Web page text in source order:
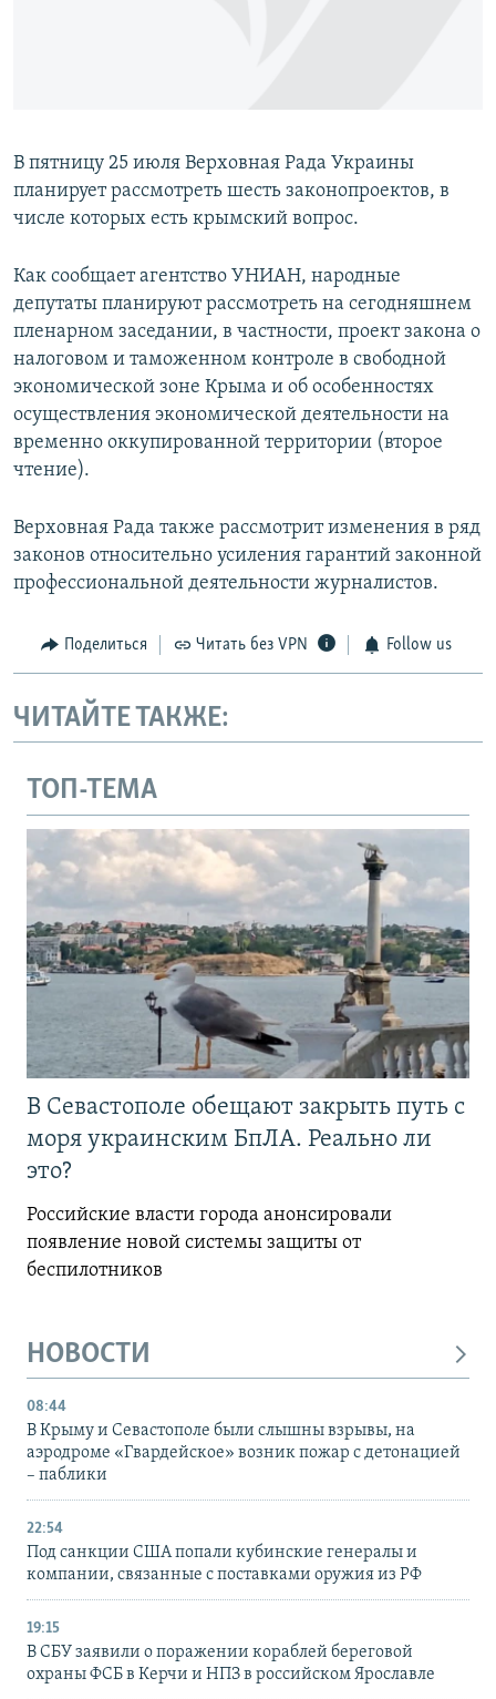
Все сайты RFE/RL
В пятницу 25 июля Верховная Рада Украины
планирует рассмотреть шесть законопроектов, в
числе которых есть крымский вопрос.
Как сообщает агентство УНИАН, народные
депутаты планируют рассмотреть на сегодняшнем
пленарном заседании, в частности, проект закона о
налоговом и таможенном контроле в свободной
экономической зоне Крыма и об особенностях
осуществления экономической деятельности на
временно оккупированной территории (второе
чтение).
Верховная Рада также рассмотрит изменения в ряд
законов относительно усиления гарантий законной
профессиональной деятельности журналистов.
Поделиться Читать без VPN Follow us
ЧИТАЙТЕ ТАКЖЕ:
ТОП-ТЕМА
В Севастополе обещают закрыть путь с
моря украинским БпЛА. Реально ли
это?
Российские власти города анонсировали
появление новой системы защиты от
беспилотников
НОВОСТИ
08:44
В Крыму и Севастополе были слышны взрывы, на
аэродроме «Гвардейское» возник пожар с детонацией
– паблики
22:54
Под санкции США попали кубинские генералы и
компании, связанные с поставками оружия из РФ
19:15
В СБУ заявили о поражении кораблей береговой
охраны ФСБ в Керчи и НПЗ в российском Ярославле